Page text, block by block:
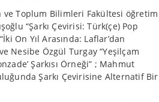
ve Toplum Bilimleri Fakültesi öğretim
“Şarkı Çevirisi: Türk(çe) Pop
On Yıl Arasında: Laflar’dan
Nesibe Özgül Turgay “Yeşilçam
Şarkısı Örneği” ; Mahmut
Şarkı Çevirisine Alternatif Bir